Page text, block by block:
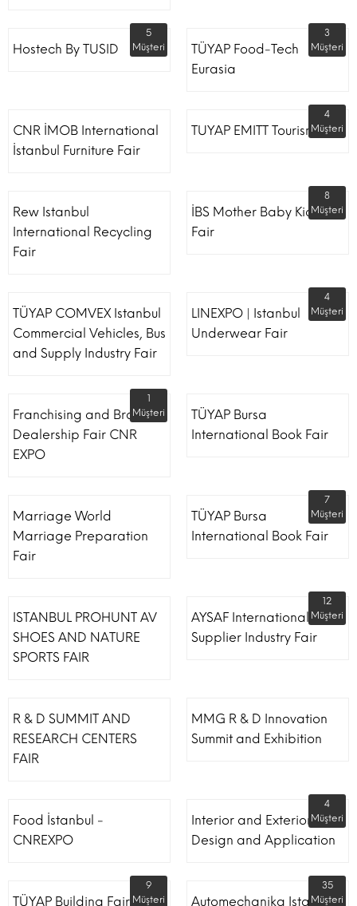
Hostech By TUSID
5
Müşteri
TÜYAP Food-Tech
Eurasia
3
Müşteri
CNR İMOB International
İstanbul Furniture Fair
TUYAP EMITT Tourism Fair
4
Müşteri
Rew Istanbul
International Recycling
Fair
İBS Mother Baby Kids
Fair
8
Müşteri
TÜYAP COMVEX Istanbul
Commercial Vehicles, Bus
and Supply Industry Fair
LINEXPO | Istanbul
Underwear Fair
4
Müşteri
Franchising and Brand
Dealership Fair CNR
EXPO
1
Müşteri
TÜYAP Bursa
International Book Fair
Marriage World
Marriage Preparation
Fair
TÜYAP Bursa
International Book Fair
7
Müşteri
ISTANBUL PROHUNT AV
SHOES AND NATURE
SPORTS FAIR
AYSAF International Shoe
Supplier Industry Fair
12
Müşteri
R & D SUMMIT AND
RESEARCH CENTERS
FAIR
MMG R & D Innovation
Summit and Exhibition
Food İstanbul -
CNREXPO
Interior and Exterior
Design and Application
4
Müşteri
TÜYAP Building Fair
9
Müşteri
Automechanika Istanbul
35
Müşteri